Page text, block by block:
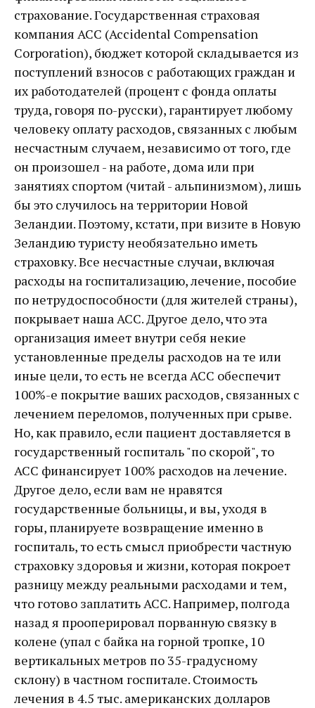
страхование. Государственная страховая
компания АСС (Accidental Compensation
Corporation), бюджет которой складывается из
поступлений взносов с работающих граждан и
их работодателей (процент с фонда оплаты
труда, говоря по-русски), гарантирует любому
человеку оплату расходов, связанных с любым
несчастным случаем, независимо от того, где
он произошел - на работе, дома или при
занятиях спортом (читай - альпинизмом), лишь
бы это случилось на территории Новой
Зеландии. Поэтому, кстати, при визите в Новую
Зеландию туристу необязательно иметь
страховку. Все несчастные случаи, включая
расходы на госпитализацию, лечение, пособие
по нетрудоспособности (для жителей страны),
покрывает наша АСС. Другое дело, что эта
организация имеет внутри себя некие
установленные пределы расходов на те или
иные цели, то есть не всегда АСС обеспечит
100%-е покрытие ваших расходов, связанных с
лечением переломов, полученных при срыве.
Но, как правило, если пациент доставляется в
государственный госпиталь "по скорой", то
АСС финансирует 100% расходов на лечение.
Другое дело, если вам не нравятся
государственные больницы, и вы, уходя в
горы, планируете возвращение именно в
госпиталь, то есть смысл приобрести частную
страховку здоровья и жизни, которая покроет
разницу между реальными расходами и тем,
что готово заплатить АСС. Например, полгода
назад я прооперировал порванную связку в
колене (упал с байка на горной тропке, 10
вертикальных метров по 35-градусному
склону) в частном госпитале. Стоимость
лечения в 4.5 тыс. американских долларов